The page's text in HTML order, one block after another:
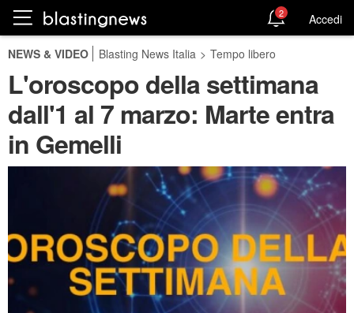
2 Accedi
NEWS & VIDEO Blasting News Italia > Tempo libero
L'oroscopo della settimana
dall'1 al 7 marzo: Marte entra
in Gemelli